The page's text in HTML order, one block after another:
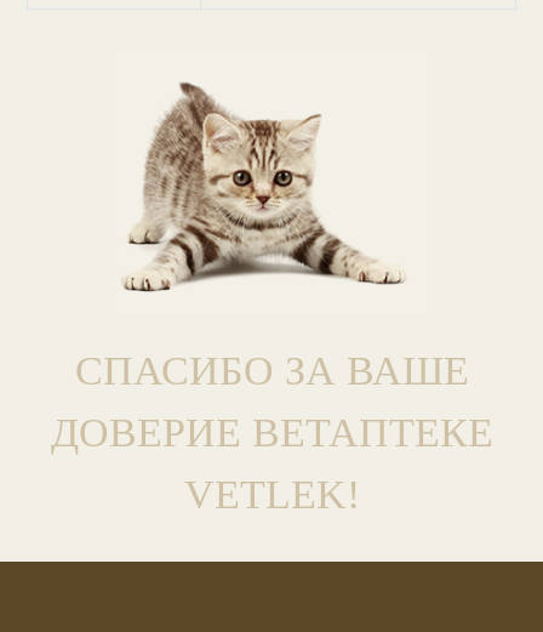
СПАСИБО ЗА ВАШЕ
ДОВЕРИЕ ВЕТАПТЕКЕ
VETLEK!